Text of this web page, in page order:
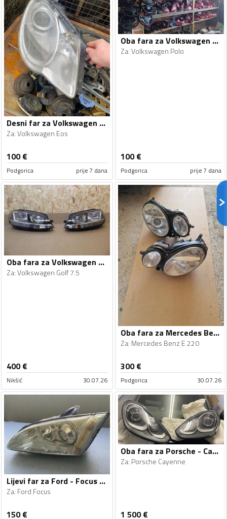
Desni far za Volkswagen - Eos - 2009
Za:Volkswagen Eos
100€
Podgorica prije 7 dana
Oba fara za Volkswagen - Polo - 2011-2013
Za:Volkswagen Polo
100€
Podgorica prije 7 dana
Oba fara za Volkswagen - Golf 7.5 - 2015-2019
Za:Volkswagen Golf 7.5
400€
Nikšić 30.07.26
Oba fara za Mercedes Benz - E 220 - 2007
Za: Mercedes Benz E 220
300€
Podgorica 30.07.26
Lijevi far za Ford - Focus - 2006
Za: Ford Focus
150€
Oba fara za Porsche - Cayenne - 2015-2018
Za: Porsche Cayenne
1 500€